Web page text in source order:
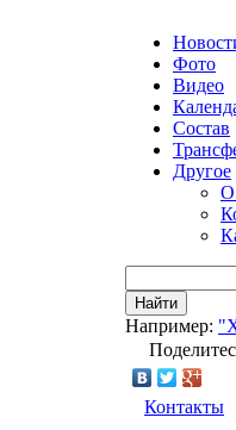
Фото
Видео
Состав
Другое
О
Найти
Например:
Контакты